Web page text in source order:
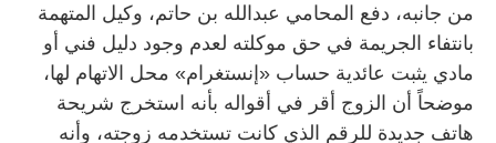
من جانبه، دفع المحامي عبدالله بن حاتم، وكيل المتهمة
بانتفاء الجريمة في حق موكلته لعدم وجود دليل فني أو
مادي يثبت عائدية حساب «إنستغرام» محل الاتهام لها،
موضحاً أن الزوج أقر في أقواله بأنه استخرج شريحة
هاتف جديدة للرقم الذي كانت تستخدمه زوجته، وأنه